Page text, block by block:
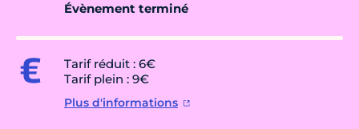
Évènement terminé
Tarif réduit : 6€
Tarif plein : 9€
Plus d'informations